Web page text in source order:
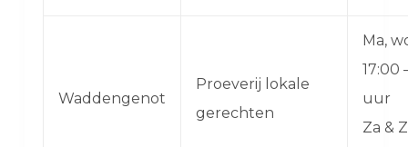
Waddengenot
Proeverij lokale
gerechten
Ma,
17:00
uur
Za &